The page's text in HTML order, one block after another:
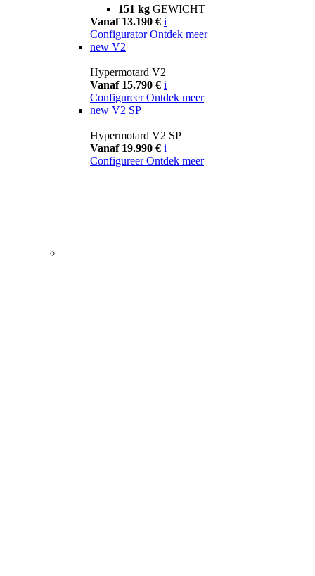
151 kg GEWICHT
Vanaf 13.190 € i
Configurator Ontdek meer
new V2
Hypermotard V2
Vanaf 15.790 € i
Configureer Ontdek meer
new V2 SP
Hypermotard V2 SP
Vanaf 19.990 € i
Configureer Ontdek meer